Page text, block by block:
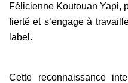
Félicienne Koutouan Yapi,
fierté et s’engage à
label.
Cette reconnaissance